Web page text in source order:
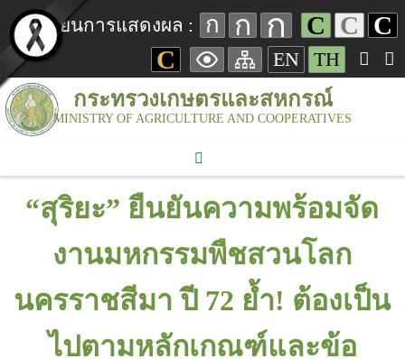
เปลี่ยนการแสดงผล : ก ก ก C C C
C
EN TH
กระทรวงเกษตรและสหกรณ์
MINISTRY OF AGRICULTURE AND COOPERATIVES
“สุริยะ” ยืนยันความพร้อมจัด
งานมหกรรมพืชสวนโลก
นครราชสีมา ปี 72 ย้ำ! ต้องเป็น
ไปตามหลักเกณฑ์และข้อ